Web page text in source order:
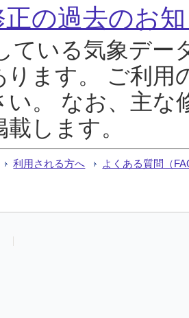
の過去のお
ている気象デー
ります。 ご利用
い。 なお、主な
します。
利用される方へ よくある質問（